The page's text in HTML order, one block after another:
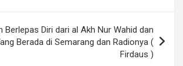
Berlepas Diri dari al Akh Nur Wahid dan
Berada di Semarang dan Radionya (
Firdaus )